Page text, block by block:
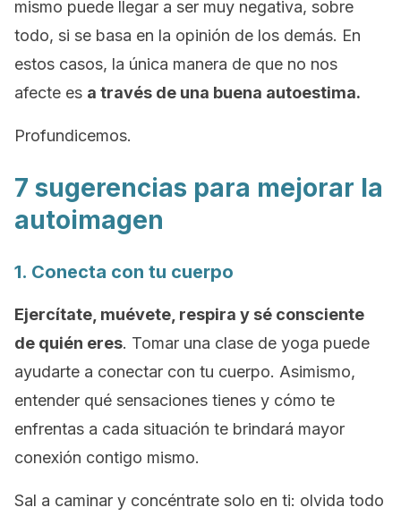
mismo puede llegar a ser muy negativa, sobre
todo, si se basa en la opinión de los demás. En
estos casos, la única manera de que no nos
afecte es a través de una buena autoestima.
Profundicemos.
7 sugerencias para mejorar la
autoimagen
1. Conecta con tu cuerpo
Ejercítate, muévete, respira y sé consciente
de quién eres. Tomar una clase de yoga puede
ayudarte a conectar con tu cuerpo. Asimismo,
entender qué sensaciones tienes y cómo te
enfrentas a cada situación te brindará mayor
conexión contigo mismo.
Sal a caminar y concéntrate solo en ti: olvida todo